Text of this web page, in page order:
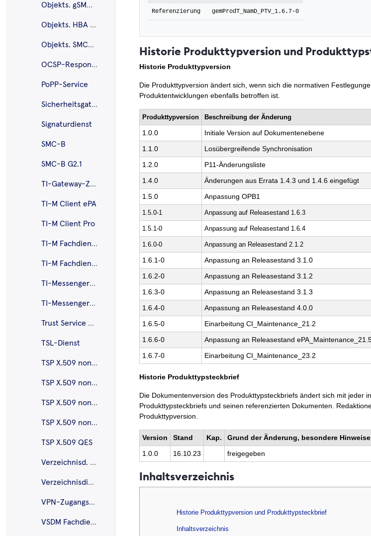
Objekts. gSMC-KT
Objekts. HBA G2.1
Objekts. SMC-B G2.1
OCSP-Responder-Proxy
PoPP-Service
Sicherheitsgateway Bestandsnetze
Signaturdienst
SMC-B
SMC-B G2.1
TI-Gateway-Zugangsmodul
TI-M Client ePA
TI-M Client Pro
TI-M Fachdienst ePA
TI-M Fachdienst Pro
TI-Messenger-Client
TI-Messenger-Fachdienst
Trust Service Provider CVC
TSL-Dienst
TSP X.509 nonQES – eGK
TSP X.509 nonQES – HBA
TSP X.509 nonQES – Komponentenzertifikate
TSP X.509 nonQES – SMC-B
TSP X.509 QES
Verzeichnisd. FHIR
Verzeichnisdienst
VPN-Zugangsdienst
VSDM Fachdienste
Referenzierung gemProdT_NamD_PTV_1.6.7-0
Historie Produkttypversion und
Historie Produkttypversion
Die Produkttypversion ändert sich, wenn sich die normativen
Produktentwicklungen ebenfalls betroffen ist.
Produkttypversion Beschreibung der Änderung
1.0.0 Initiale Version auf Dokumentenebene
1.1.0
Losübergreifende Synchronisation
1.2.0
P11-Änderungsliste
1.4.0
Änderungen aus Errata 1.4.3 und 1.4.6 eingefügt
1.5.0
Anpassung OPB1
1.5.0-1 Anpassung auf Releasestand 1.6.3
1.5.1-0 Anpassung auf Releasestand 1.6.4
1.6.0-0 Anpassung an Releasestand 2.1.2
1.6.1-0 Anpassung an Releasestand 3.1.0
1.6.2-0
Anpassung an Releasestand 3.1.2
1.6.3-0
Anpassung an Releasestand 3.1.3
1.6.4-0
Anpassung an Releasestand 4.0.0
1.6.5-0
Einarbeitung CI_Maintenance_21.2
1.6.6-0
Anpassung an Releasestand
1.6.7-0
Einarbeitung CI_Maintenance_23.2
Historie Produkttypsteckbrief
Die Dokumentenversion des Produkttypsteckbriefs ändert sich mit jeder
Produkttypsteckbriefs und seinen referenzierten Dokumenten.
Produkttypversion.
Version Stand Kap. Grund der Änderung, besondere Hinweise
1.0.0
16.10.23 freigegeben
Inhaltsverzeichnis
Historie Produkttypversion und Produkttypsteckbrief
Inhaltsverzeichnis